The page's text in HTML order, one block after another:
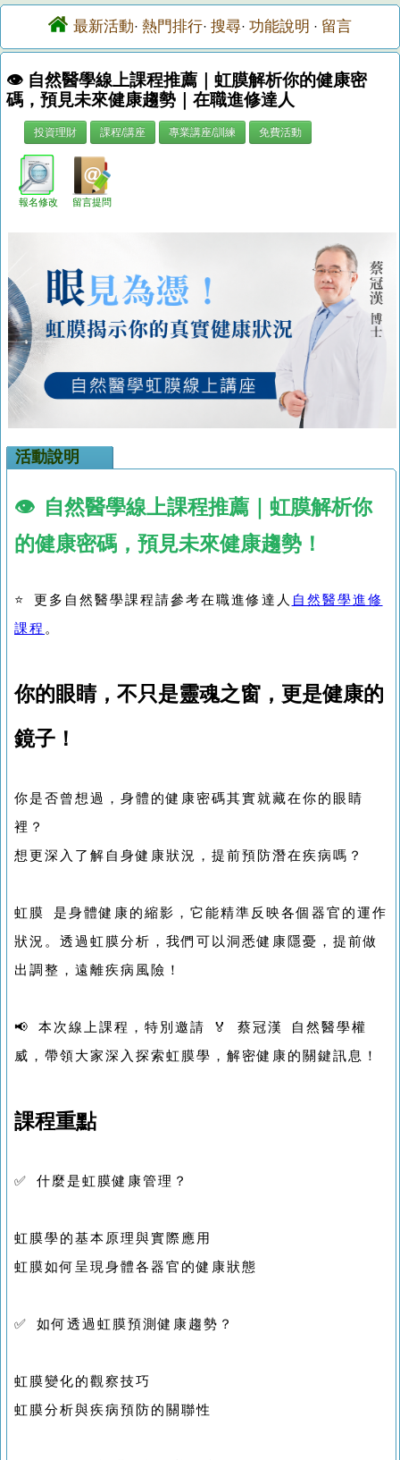
最新活動· 熱門排行· 搜尋· 功能說明 · 留言
👁️ 自然醫學線上課程推薦｜虹膜解析你的健康密
碼，預見未來健康趨勢｜在職進修達人
投資理財 課程/講座 專業講座/訓練 免費活動
報名修改 留言提問
活動說明
👁️ 自然醫學線上課程推薦｜虹膜解析你
的健康密碼，預見未來健康趨勢！
⭐ 更多自然醫學課程請參考在職進修達人 自然醫學進修
課程 。
你的眼睛，不只是靈魂之窗，更是健康的
鏡子！
你是否曾想過，身體的健康密碼其實就藏在你的眼睛
裡？
想更深入了解自身健康狀況，提前預防潛在疾病嗎？
虹膜 是身體健康的縮影，它能精準反映各個器官的運作
狀況。透過虹膜分析，我們可以洞悉健康隱憂，提前做
出調整，遠離疾病風險！
📢 本次線上課程，特別邀請 🏅 蔡冠漢 自然醫學權
威，帶領大家深入探索虹膜學，解密健康的關鍵訊息！
課程重點
✅ 什麼是虹膜健康管理？
虹膜學的基本原理與實際應用
虹膜如何呈現身體各器官的健康狀態
✅ 如何透過虹膜預測健康趨勢？
虹膜變化的觀察技巧
虹膜分析與疾病預防的關聯性